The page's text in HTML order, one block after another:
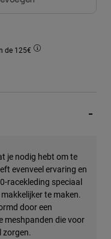
de 125€
je nodig hebt om te
evenveel ervaring en
racekleding speciaal
te maken.
door een
meshpanden die voor
zorgen.